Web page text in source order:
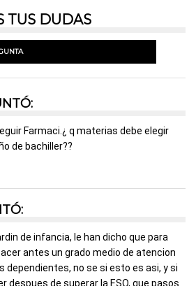
TUS DUDAS
Farmaci.¿ q materias debe elegir
de bachiller??
de infancia, le han dicho que para
antes un grado medio de atencion
dependientes, no se si esto es asi, y si
despues de superar la ESO, que pasos